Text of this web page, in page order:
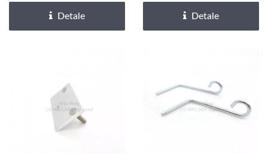
etapach....
Detale
etapach....
Detale